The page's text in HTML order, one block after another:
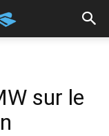
sur le